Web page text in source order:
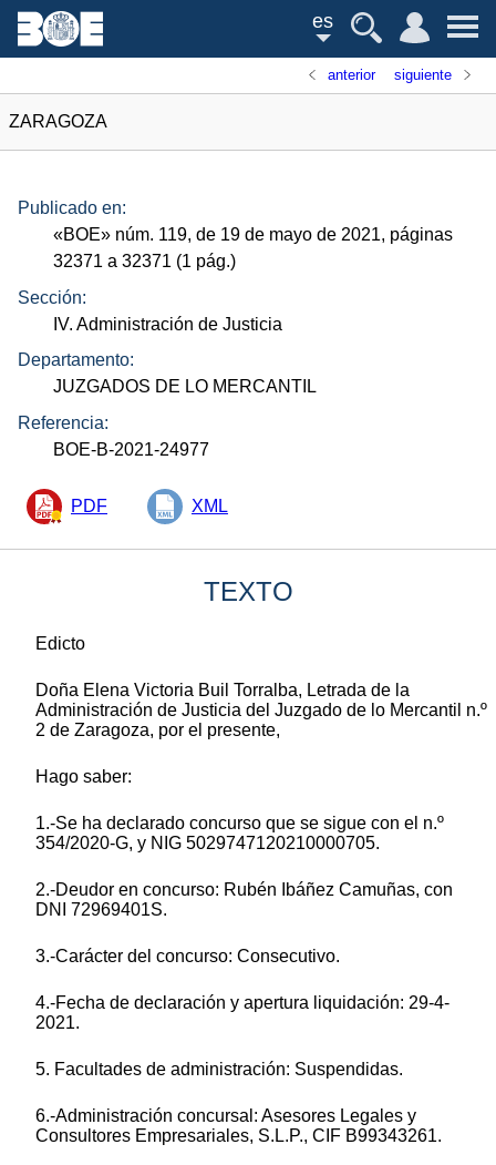
es
anterior siguiente
ZARAGOZA
Publicado en:
«BOE» núm. 119, de 19 de mayo de 2021, páginas
32371 a 32371 (1 pág.)
Sección:
IV. Administración de Justicia
Departamento:
JUZGADOS DE LO MERCANTIL
Referencia:
BOE-B-2021-24977
PDF XML
TEXTO
Edicto
Doña Elena Victoria Buil Torralba, Letrada de la
Administración de Justicia del Juzgado de lo Mercantil n.º
2 de Zaragoza, por el presente,
Hago saber:
1.-Se ha declarado concurso que se sigue con el n.º
354/2020-G, y NIG 5029747120210000705.
2.-Deudor en concurso: Rubén Ibáñez Camuñas, con
DNI 72969401S.
3.-Carácter del concurso: Consecutivo.
4.-Fecha de declaración y apertura liquidación: 29-4-
2021.
5. Facultades de administración: Suspendidas.
6.-Administración concursal: Asesores Legales y
Consultores Empresariales, S.L.P., CIF B99343261.